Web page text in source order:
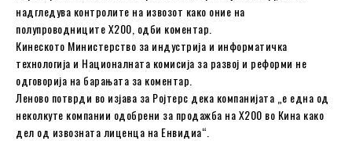
надгледува контролите на извозот како оние на
полупроводниците Х200, одби коментар.
Кинеското Министерство за индустрија и информатичка
технологија и Националната комисија за развој и реформи не
одговорија на барањата за коментар.
Леново потврди во изјава за Ројтерс дека компанијата „е една од
неколкуте компании одобрени за продажба на Х200 во Кина како
дел од извозната лиценца на Енвидиа“.